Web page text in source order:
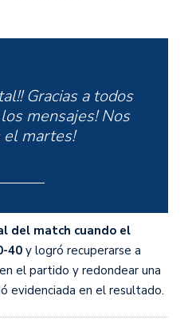
Gracias a todos
mensajes! Nos
el martes!
Cerúndolo
March 28, 2022
del match cuando el
40 y logró recuperarse a
el partido y redondear una
evidenciada en el resultado.